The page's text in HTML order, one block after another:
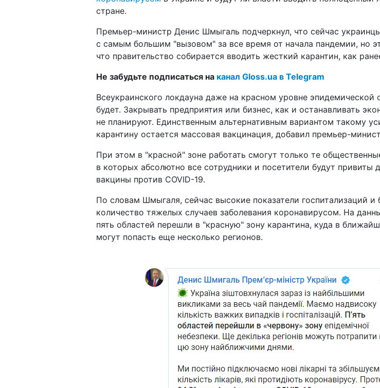
стране.
Премьер-министр Денис Шмыгаль подчеркнул, что сейчас
с самым большим "вызовом" за все время от начала пандемии, но
что правительство собирается вводить жесткий карантин, как
Не забудьте подписаться на канал Gloss.ua в Telegram
Всеукраинского локдауна даже на красном уровне эпидемической
будет. Закрывать предприятия или бизнес, как и останавливать
не планируют. Единственным альтернативным вариантом такому
карантину остается массовая вакцинация, добавил премьер-
При этом в "красной" зоне работать смогут только те
в которых абсолютно все сотрудники и посетители будут привиты
вакцины против COVID-19.
По словам Шмыгаля, сейчас высокие показатели госпитализаций и
количество тяжелых случаев заболевания коронавирусом. На
пять областей перешли в "красную" зону карантина, куда в
могут попасть еще несколько регионов.